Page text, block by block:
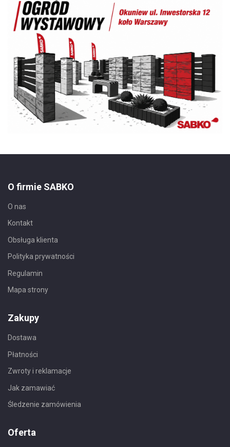
O firmie SABKO
O nas
Kontakt
Obsługa klienta
Polityka prywatności
Regulamin
Mapa strony
Zakupy
Dostawa
Płatności
Zwroty i reklamacje
Jak zamawiać
Śledzenie zamówienia
Oferta